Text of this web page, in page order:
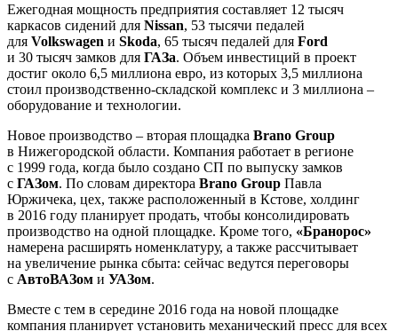
Ежегодная мощность предприятия составляет 12 тысяч
каркасов сидений для Nissan, 53 тысячи педалей
для Volkswagen и Skoda, 65 тысяч педалей для Ford
и 30 тысяч замков для ГАЗа. Объем инвестиций в проект
достиг около 6,5 миллиона евро, из которых 3,5 миллиона
стоил производственно-складской комплекс и 3 миллиона –
оборудование и технологии.
Новое производство – вторая площадка Brano Group
в Нижегородской области. Компания работает в регионе
с 1999 года, когда было создано СП по выпуску замков
с ГАЗом. По словам директора Brano Group Павла
Юржичека, цех, также расположенный в Кстове, холдинг
в 2016 году планирует продать, чтобы консолидировать
производство на одной площадке. Кроме того, «Бранорос»
намерена расширять номенклатуру, а также рассчитывает
на увеличение рынка сбыта: сейчас ведутся переговоры
с АвтоВАЗом и УАЗом.
Вместе с тем в середине 2016 года на новой площадке
компания планирует установить механический пресс для всех